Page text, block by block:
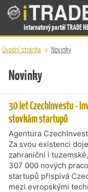
Internetový portál TRADE
Úvodní stránka » Novinky
Novinky
30 let CzechInvestu -
stovkám startupů
Agentura
Za svou existenci
zahraniční i
307 000 nových
startupů přispívá
mezi evropskými